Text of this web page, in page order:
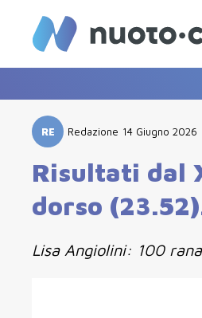
RE Redazione 14 Giugno 2026
Risultati dal
dorso
Lisa Angiolini: 100